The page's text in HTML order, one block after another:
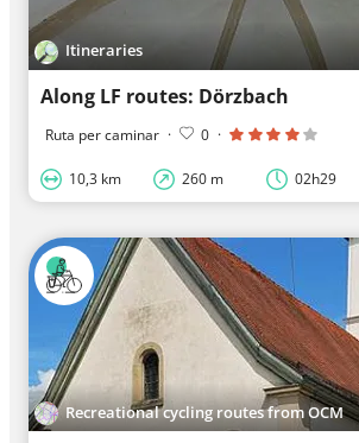
Itineraries
Along LF routes: Dörzbach
Ruta per caminar · 0 ·
10,3 km 260 m 02h29
Recreational cycling routes from OCM